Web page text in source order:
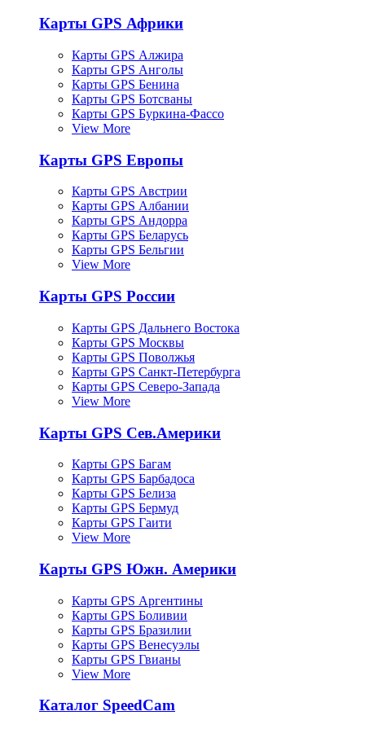
Карты GPS Африки
Карты GPS Алжира
Карты GPS Анголы
Карты GPS Бенина
Карты GPS Ботсваны
Карты GPS Буркина-Фассо
View More
Карты GPS Европы
Карты GPS Австрии
Карты GPS Албании
Карты GPS Андорра
Карты GPS Беларусь
Карты GPS Бельгии
View More
Карты GPS России
Карты GPS Дальнего Востока
Карты GPS Москвы
Карты GPS Поволжья
Карты GPS Санкт-Петербурга
Карты GPS Северо-Запада
View More
Карты GPS Сев.Америки
Карты GPS Багам
Карты GPS Барбадоса
Карты GPS Белиза
Карты GPS Бермуд
Карты GPS Гаити
View More
Карты GPS Южн. Америки
Карты GPS Аргентины
Карты GPS Боливии
Карты GPS Бразилии
Карты GPS Венесуэлы
Карты GPS Гвианы
View More
Каталог SpeedCam